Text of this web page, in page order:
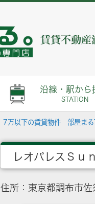
沿線・駅から
STATION
7万以下の賃貸物件 部屋ま
レオパレスＳｕ
住所：東京都調布市